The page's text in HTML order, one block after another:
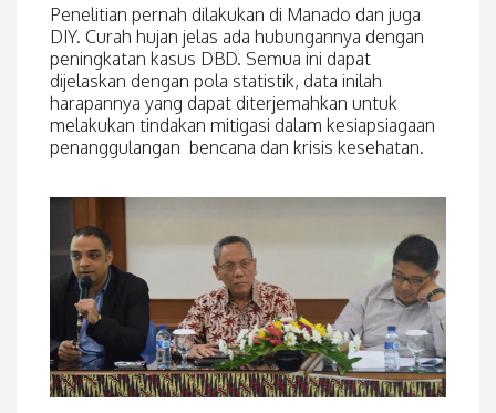
Penelitian pernah dilakukan di Manado dan juga
DIY. Curah hujan jelas ada hubungannya dengan
peningkatan kasus DBD. Semua ini dapat
dijelaskan dengan pola statistik, data inilah
harapannya yang dapat diterjemahkan untuk
melakukan tindakan mitigasi dalam kesiapsiagaan
penanggulangan bencana dan krisis kesehatan.